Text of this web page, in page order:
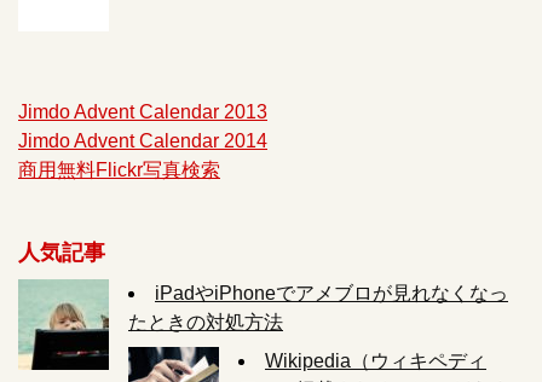
Jimdo Advent Calendar 2013
Jimdo Advent Calendar 2014
商用無料Flickr写真検索
人気記事
iPadやiPhoneでアメブロが見れなくなっ
たときの対処方法
Wikipedia（ウィキペディ